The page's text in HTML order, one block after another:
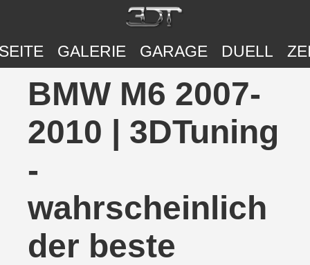
GALERIE GARAGE DUELL
BMW M6 2007-
2010 | 3DTuning
-
wahrscheinlich
der beste